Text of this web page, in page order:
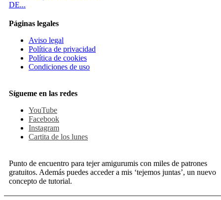
DE...
Páginas legales
Aviso legal
Política de privacidad
Política de cookies
Condiciones de uso
Sígueme en las redes
YouTube
Facebook
Instagram
Cartita de los lunes
Punto de encuentro para tejer amigurumis con miles de patrones
gratuitos. Además puedes acceder a mis ‘tejemos juntas’, un nuevo
concepto de tutorial.